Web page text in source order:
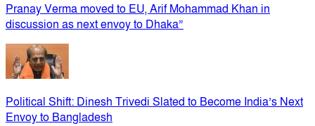
Pranay Verma moved to EU, Arif Mohammad Khan in
discussion as next envoy to Dhaka”
Political Shift: Dinesh Trivedi Slated to Become India’s Next
Envoy to Bangladesh